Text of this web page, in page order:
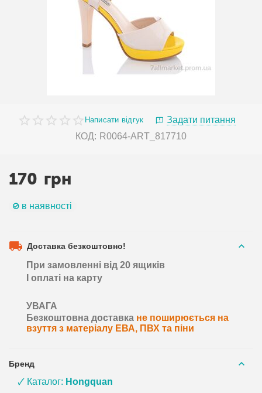
Написати відгук
Задати питання
КОД: R0064-ART_817710
170 грн
в наявності
Доставка безкоштовно!
При замовленні від 20 ящиків
І оплаті на карту
УВАГА
Безкоштовна доставка не поширюється на
взуття з матеріалу ЕВА, ПВХ та піни
Бренд
🗸 Каталог: Hongquan